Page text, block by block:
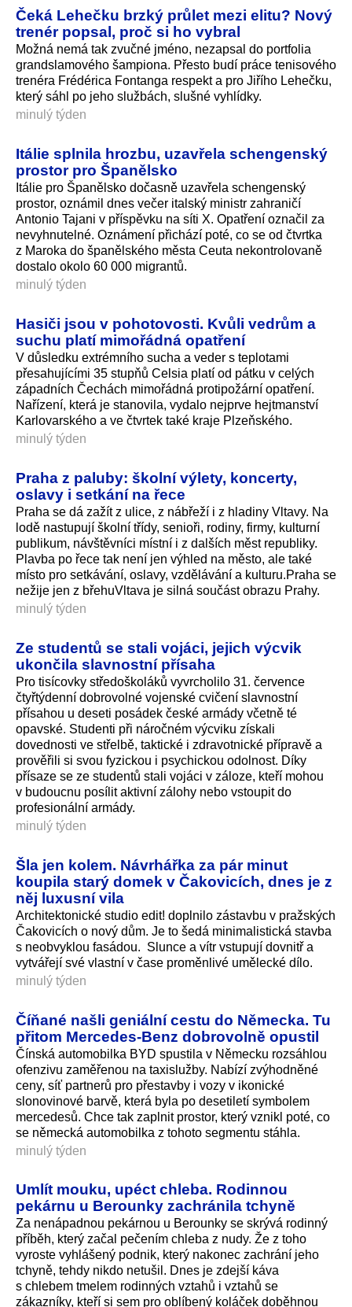
Čeká Lehečku brzký průlet mezi elitu? Nový
trenér popsal, proč si ho vybral
Možná nemá tak zvučné jméno, nezapsal do portfolia
grandslamového šampiona. Přesto budí práce tenisového
trenéra Frédérica Fontanga respekt a pro Jiřího Lehečku,
který sáhl po jeho službách, slušné vyhlídky.
minulý týden
Itálie splnila hrozbu, uzavřela schengenský
prostor pro Španělsko
Itálie pro Španělsko dočasně uzavřela schengenský
prostor, oznámil dnes večer italský ministr zahraničí
Antonio Tajani v příspěvku na síti X. Opatření označil za
nevyhnutelné. Oznámení přichází poté, co se od čtvrtka
z Maroka do španělského města Ceuta nekontrolovaně
dostalo okolo 60 000 migrantů.
minulý týden
Hasiči jsou v pohotovosti. Kvůli vedrům a
suchu platí mimořádná opatření
V důsledku extrémního sucha a veder s teplotami
přesahujícími 35 stupňů Celsia platí od pátku v celých
západních Čechách mimořádná protipožární opatření.
Nařízení, která je stanovila, vydalo nejprve hejtmanství
Karlovarského a ve čtvrtek také kraje Plzeňského.
minulý týden
Praha z paluby: školní výlety, koncerty,
oslavy i setkání na řece
Praha se dá zažít z ulice, z nábřeží i z hladiny Vltavy. Na
lodě nastupují školní třídy, senioři, rodiny, firmy, kulturní
publikum, návštěvníci místní i z dalších měst republiky.
Plavba po řece tak není jen výhled na město, ale také
místo pro setkávání, oslavy, vzdělávání a kulturu.Praha se
nežije jen z břehuVltava je silná součást obrazu Prahy.
minulý týden
Ze studentů se stali vojáci, jejich výcvik
ukončila slavnostní přísaha
Pro tisícovky středoškoláků vyvrcholilo 31. července
čtyřtýdenní dobrovolné vojenské cvičení slavnostní
přísahou u deseti posádek české armády včetně té
opavské. Studenti při náročném výcviku získali
dovednosti ve střelbě, taktické i zdravotnické přípravě a
prověřili si svou fyzickou i psychickou odolnost. Díky
přísaze se ze studentů stali vojáci v záloze, kteří mohou
v budoucnu posílit aktivní zálohy nebo vstoupit do
profesionální armády.
minulý týden
Šla jen kolem. Návrhářka za pár minut
koupila starý domek v Čakovicích, dnes je z
něj luxusní vila
Architektonické studio edit! doplnilo zástavbu v pražských
Čakovicích o nový dům. Je to šedá minimalistická stavba
s neobvyklou fasádou. Slunce a vítr vstupují dovnitř a
vytvářejí své vlastní v čase proměnlivé umělecké dílo.
minulý týden
Číňané našli geniální cestu do Německa. Tu
přitom Mercedes-Benz dobrovolně opustil
Čínská automobilka BYD spustila v Německu rozsáhlou
ofenzivu zaměřenou na taxislužby. Nabízí zvýhodněné
ceny, síť partnerů pro přestavby i vozy v ikonické
slonovinové barvě, která byla po desetiletí symbolem
mercedesů. Chce tak zaplnit prostor, který vznikl poté, co
se německá automobilka z tohoto segmentu stáhla.
minulý týden
Umlít mouku, upéct chleba. Rodinnou
pekárnu u Berounky zachránila tchyně
Za nenápadnou pekárnou u Berounky se skrývá rodinný
příběh, který začal pečením chleba z nudy. Že z toho
vyroste vyhlášený podnik, který nakonec zachrání jeho
tchyně, tehdy nikdo netušil. Dnes je zdejší káva
s chlebem tmelem rodinných vztahů i vztahů se
zákazníky, kteří si sem pro oblíbený koláček doběhnou